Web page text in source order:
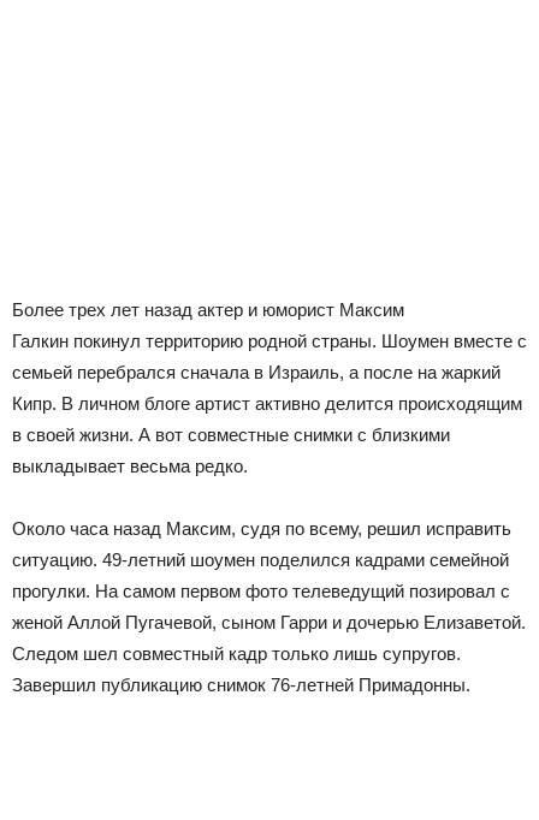
Более трех лет назад актер и юморист Максим
Галкин покинул территорию родной страны. Шоумен вместе с
семьей перебрался сначала в Израиль, а после на жаркий
Кипр. В личном блоге артист активно делится происходящим
в своей жизни. А вот совместные снимки с близкими
выкладывает весьма редко.
Около часа назад Максим, судя по всему, решил исправить
ситуацию. 49-летний шоумен поделился кадрами семейной
прогулки. На самом первом фото телеведущий позировал с
женой Аллой Пугачевой, сыном Гарри и дочерью Елизаветой.
Следом шел совместный кадр только лишь супругов.
Завершил публикацию снимок 76-летней Примадонны.